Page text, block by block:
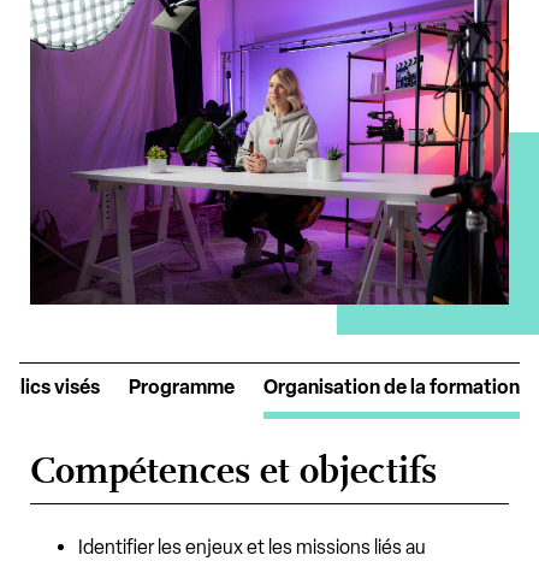
visés Programme Organisation de la formation
Compétences et objectifs
Identifier les enjeux et les missions liés au